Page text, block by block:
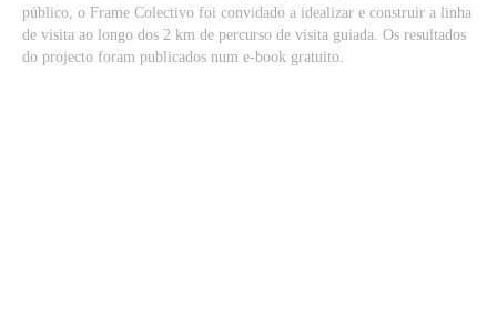
público, o Frame Colectivo foi convidado a idealizar e construir a linha
de visita ao longo dos 2 km de percurso de visita guiada. Os resultados
do projecto foram publicados num e-book gratuito.